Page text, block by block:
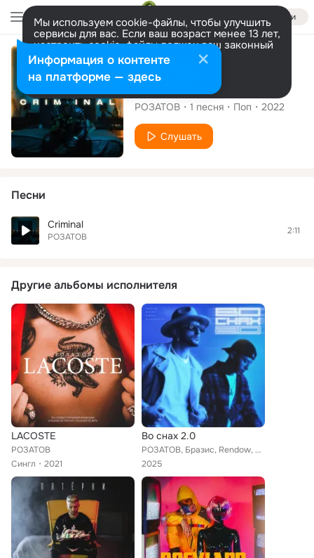
Войти
Мы используем cookie-файлы, чтобы улучшить
сервисы для вас. Если ваш возраст менее 13 лет,
настроить cookie-файлы должен ваш законный
представитель. Больше информации
Разрешить все Настроить
Сингл
Criminal
РОЗАТОВ 1 песня Поп 2022
Слушать
Песни
Criminal
РОЗАТОВ
2:11
Другие альбомы исполнителя
LACOSTE
РОЗАТОВ
Сингл
2021
Во снах 2.0
РОЗАТОВ, Бразис, Rendow, Alfredovich
2025
Информация о контенте
на платформе — здесь